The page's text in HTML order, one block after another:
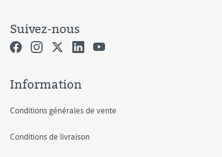
Suivez-nous
Information
Conditions générales de vente
Conditions de livraison